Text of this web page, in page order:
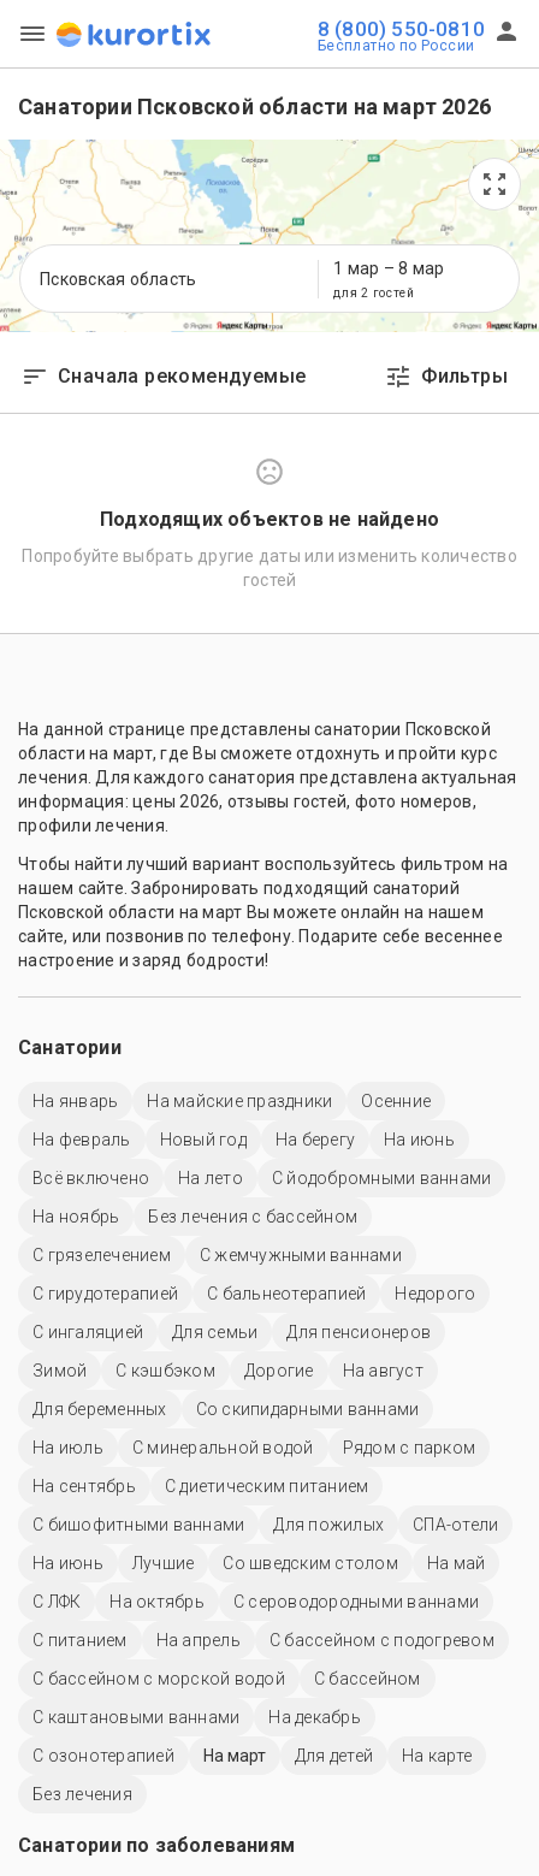
8 (800) 550-0810
Бесплатно по России
Санатории Псковской области на март 2026
Псковская область
1 мар – 8 мар
для 2 гостей
Сначала рекомендуемые Фильтры
Подходящих объектов не найдено
Попробуйте выбрать другие даты или изменить количество
гостей
На данной странице представлены санатории Псковской
области на март, где Вы сможете отдохнуть и пройти курс
лечения. Для каждого санатория представлена актуальная
информация: цены 2026, отзывы гостей, фото номеров,
профили лечения.
Чтобы найти лучший вариант воспользуйтесь фильтром на
нашем сайте. Забронировать подходящий санаторий
Псковской области на март Вы можете онлайн на нашем
сайте, или позвонив по телефону. Подарите себе весеннее
настроение и заряд бодрости!
Санатории
На январь На майские праздники
Осенние
На февраль
Новый год На берегу
На июнь
Всё включено
На лето
С йодобромными ваннами
На ноябрь
Без лечения с бассейном
С грязелечением
С жемчужными ваннами
С гирудотерапией
С бальнеотерапией
Недорого
С ингаляцией
Для семьи
Для пенсионеров
Зимой
С кэшбэком Дорогие
На август
Для беременных
Со скипидарными ваннами
На июль
С минеральной водой
Рядом с парком
На сентябрь
С диетическим питанием
С бишофитными ваннами
Для пожилых
СПА-отели
На июнь
Лучшие Со шведским столом
На май
С ЛФК
На октябрь
С сероводородными ваннами
С питанием
На апрель
С бассейном с подогревом
С бассейном с морской водой
C бассейном
С каштановыми ваннами
На декабрь
С озонотерапией
На март Для детей
На карте
Без лечения
Санатории по заболеваниям